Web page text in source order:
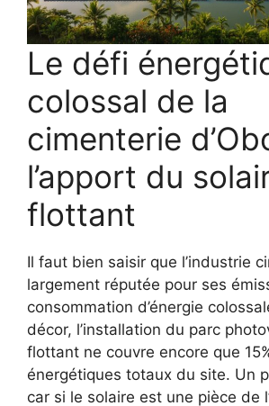
Le défi
colossal de la
cimenterie
l’apport du
flottant
Il faut bien saisir que l’industrie
largement réputée pour ses
consommation d’énergie
décor, l’installation du parc
flottant ne couvre encore que
énergétiques totaux du site. Un
car si le solaire est une pièce de